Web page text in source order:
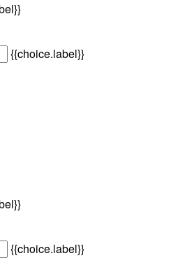
{{choice.label}}
{{choice.label}}